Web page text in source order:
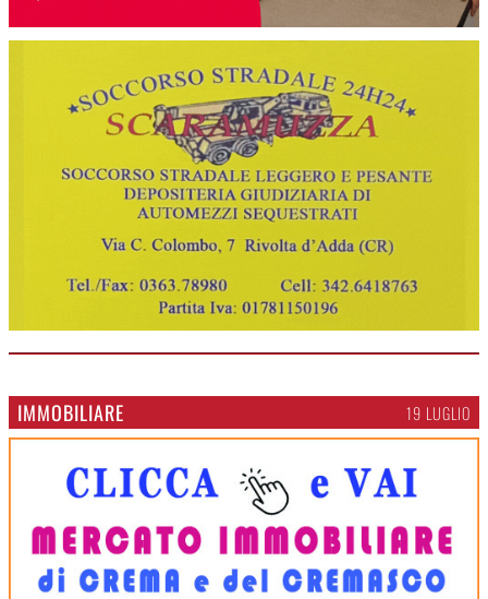
IMMOBILIARE 19 LUGLIO